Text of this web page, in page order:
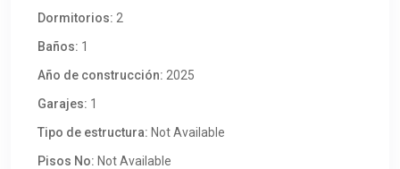
Dormitorios: 2
Baños: 1
Año de construcción: 2025
Garajes: 1
Tipo de estructura: Not Available
Pisos No: Not Available